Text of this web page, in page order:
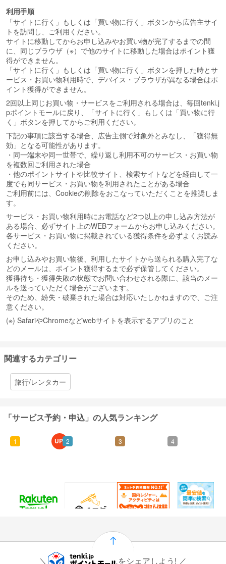
利用手順
「サイトに行く」もしくは「買い物に行く」ボタンから広告主サイ
トを訪問し、ご利用ください。
サイトに移動してからお申し込みやお買い物が完了するまでの間
に、同じブラウザ（※）で他のサイトに移動した場合はポイント獲
得ができません。
「サイトに行く」もしくは「買い物に行く」ボタンを押した時とサ
ービス・お買い物利用時で、デバイス・ブラウザが異なる場合はポ
イント獲得ができません。
2回以上同じお買い物・サービスをご利用される場合は、毎回tenki.j
pポイントモールに戻り、「サイトに行く」もしくは「買い物に行
く」ボタンを押してからご利用ください。
下記の事項に該当する場合、広告主側で対象外とみなし、「獲得無
効」となる可能性があります。
・同一端末や同一世帯で、繰り返し利用不可のサービス・お買い物
を複数回ご利用された場合
・他のポイントサイトや比較サイト、検索サイトなどを経由して一
度でも同サービス・お買い物を利用されたことがある場合
ご利用前には、Cookieの削除をおこなっていただくことを推奨しま
す。
サービス・お買い物利用時にお電話など2つ以上の申し込み方法が
ある場合、必ずサイト上のWEBフォームからお申し込みください。
各サービス・お買い物に掲載されている獲得条件を必ずよくお読み
ください。
お申し込みやお買い物後、利用したサイトから送られる購入完了な
どのメールは、ポイント獲得するまで必ず保管してください。
獲得待ち・獲得失敗の状態でお問い合わせされる際に、該当のメー
ルを送っていただく場合がございます。
そのため、紛失・破棄された場合は対応いたしかねますので、ご注
意ください。
(※) SafariやChromeなどwebサイトを表示するアプリのこと
関連するカテゴリー
旅行/レンタカー
「サービス予約・申込」の人気ランキング
UP!
1
通常：50ポイント
2 3
1.5%還元
4
915ポイント
をシェアしよう!